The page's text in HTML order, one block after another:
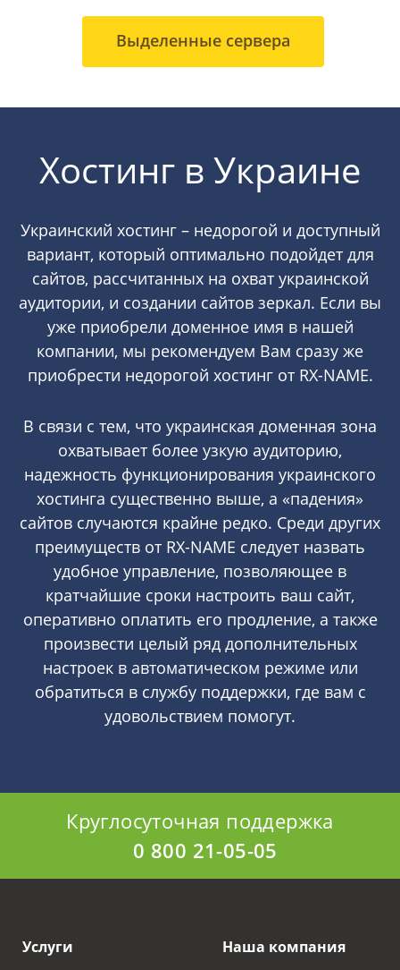
Выделенные сервера
Хостинг в Украине
Украинский хостинг – недорогой и доступный
вариант, который оптимально подойдет для
сайтов, рассчитанных на охват украинской
аудитории, и создании сайтов зеркал. Если вы
уже приобрели доменное имя в нашей
компании, мы рекомендуем Вам сразу же
приобрести недорогой хостинг от RX-NAME.
В связи с тем, что украинская доменная зона
охватывает более узкую аудиторию,
надежность функционирования украинского
хостинга существенно выше, а «падения»
сайтов случаются крайне редко. Среди других
преимуществ от RX-NAME следует назвать
удобное управление, позволяющее в
кратчайшие сроки настроить ваш сайт,
оперативно оплатить его продление, а также
произвести целый ряд дополнительных
настроек в автоматическом режиме или
обратиться в службу поддержки, где вам с
удовольствием помогут.
Круглосуточная поддержка
0 800 21-05-05
Услуги Наша компания